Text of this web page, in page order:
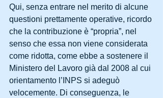
Qui, senza entrare nel merito di alcune
questioni prettamente operative, ricordo
che la contribuzione è “propria”, nel
senso che essa non viene considerata
come ridotta, come ebbe a sostenere il
Ministero del Lavoro già dal 2008 al cui
orientamento l’INPS si adeguò
velocemente. Di conseguenza, le